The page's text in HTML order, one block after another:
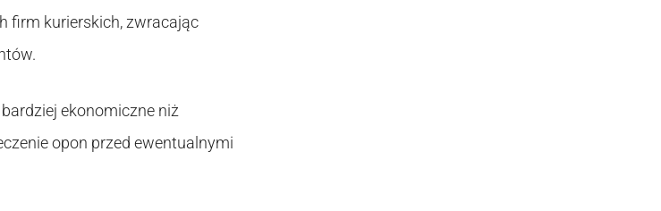
firm kurierskich, zwracając
ekonomiczne niż
opon przed ewentualnymi